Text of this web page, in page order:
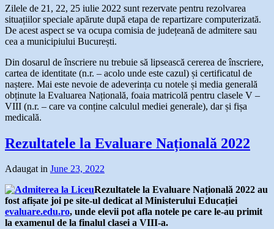
Zilele de 21, 22, 25 iulie 2022 sunt rezervate pentru rezolvarea
situațiilor speciale apărute după etapa de repartizare computerizată.
De acest aspect se va ocupa comisia de județeană de admitere sau
cea a municipiului București.
Din dosarul de înscriere nu trebuie să lipsească cererea de înscriere,
cartea de identitate (n.r. – acolo unde este cazul) și certificatul de
naștere. Mai este nevoie de adeverința cu notele și media generală
obținute la Evaluarea Națională, foaia matricolă pentru clasele V –
VIII (n.r. – care va conține calculul mediei generale), dar și fișa
medicală.
Rezultatele la Evaluare Națională 2022
Adaugat in June 23, 2022
Rezultatele la Evaluare Națională 2022 au
fost afișate joi pe site-ul dedicat al Ministerului Educației
evaluare.edu.ro, unde elevii pot afla notele pe care le-au primit
la examenul de la finalul clasei a VIII-a.